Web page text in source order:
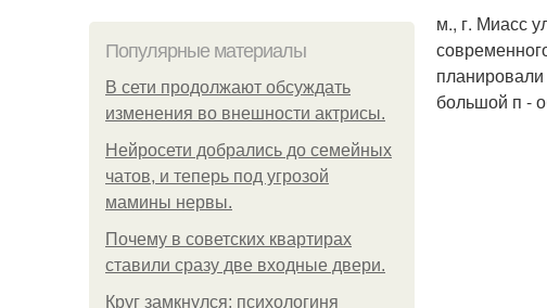
Популярные материалы
В сети продолжают обсуждать
изменения во внешности актрисы.
Нейросети добрались до семейных
чатов, и теперь под угрозой
мамины нервы.
Почему в советских квартирах
ставили сразу две входные двери.
Круг замкнулся: психологиня
м., г. Миасс
большой п -